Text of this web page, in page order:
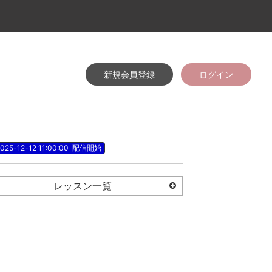
新規会員登録 ログイン
12-12 11:00:00 配信開始
レッスン一覧